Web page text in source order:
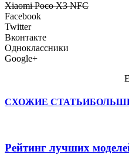
Xiaomi Poco X3 NFC
Facebook
Twitter
Вконтакте
Одноклассники
Google+
СХОЖИЕ СТАТЬИ
Рейтинг лучших